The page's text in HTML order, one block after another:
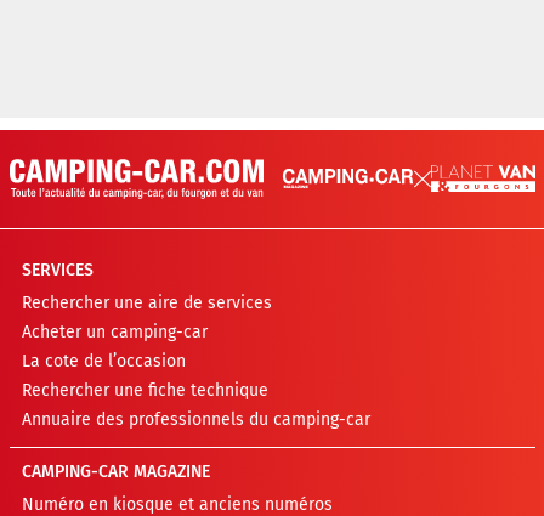
SERVICES
Rechercher une aire de services
Acheter un camping-car
La cote de l’occasion
Rechercher une fiche technique
Annuaire des professionnels du camping-car
CAMPING-CAR MAGAZINE
Numéro en kiosque et anciens numéros